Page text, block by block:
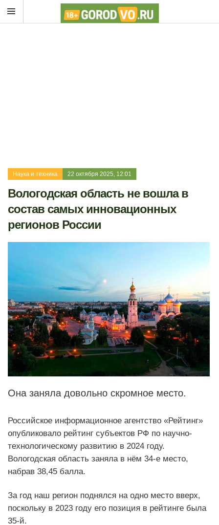
Наука и техника 22 октября 2025, 12:01
Вологодская область не вошла в
состав самых инновационных
регионов России
Она заняла довольно скромное место.
Российское информационное агентство «Рейтинг»
опубликовало рейтинг субъектов РФ по научно-
технологическому развитию в 2024 году.
Вологодская область заняла в нём 34-е место,
набрав 38,45 балла.
За год наш регион поднялся на одно место вверх,
поскольку в 2023 году его позиция в рейтинге была
35-й.